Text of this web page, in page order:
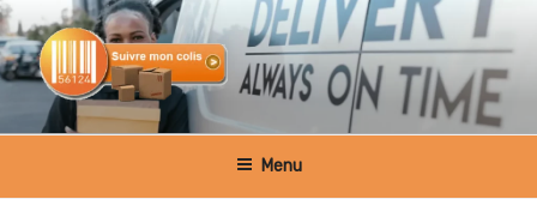
Aller
au
contenu
principal
SUIVRE MON COLIS BELGIQUE
Menu